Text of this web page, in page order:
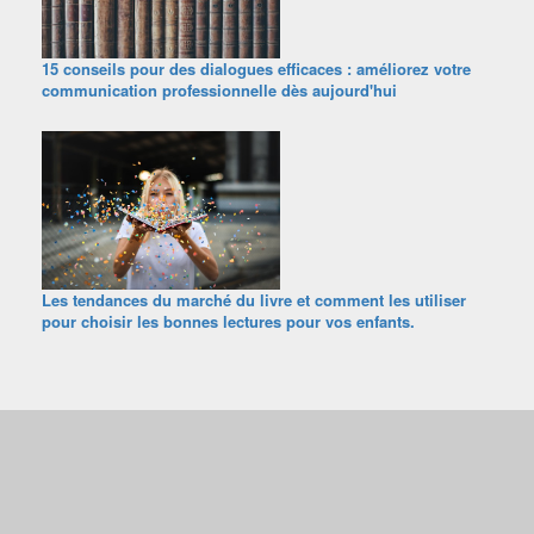
15 conseils pour des dialogues efficaces : améliorez votre
communication professionnelle dès aujourd'hui
Les tendances du marché du livre et comment les utiliser
pour choisir les bonnes lectures pour vos enfants.